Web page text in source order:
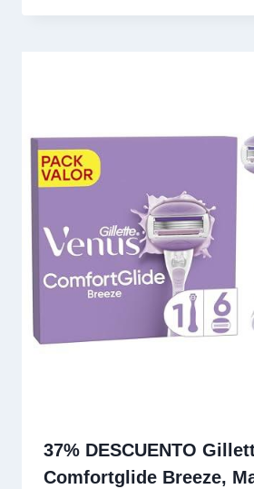
37% DESCUENTO
Comfortglide Breeze,